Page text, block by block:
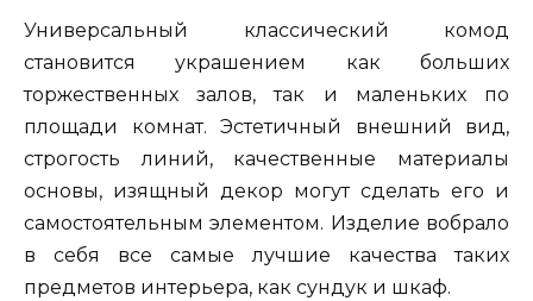
Универсальный классический комод
становится украшением как больших
торжественных залов, так и маленьких по
площади комнат. Эстетичный внешний вид,
строгость линий, качественные материалы
основы, изящный декор могут сделать его и
самостоятельным элементом. Изделие вобрало
в себя все самые лучшие качества таких
предметов интерьера, как сундук и шкаф.